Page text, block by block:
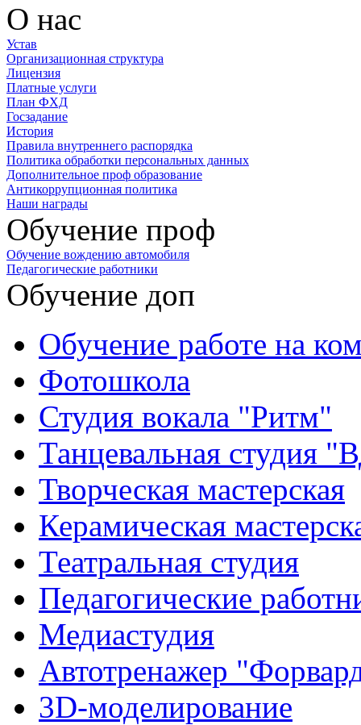
О нас
Устав
Организационная структура
Лицензия
Платные услуги
План ФХД
Госзадание
История
Правила внутреннего распорядка
Политика обработки персональных данных
Дополнительное проф образование
Антикоррупционная политика
Наши награды
Обучение проф
Обучение вождению автомобиля
Педагогические работники
Обучение доп
Обучение работе на
Фотошкола
Студия вокала "Ритм"
Танцевальная студия
Творческая мастерская
Керамическая
Театральная студия
Педагогические
Медиастудия
Автотренажер
3D-моделирование